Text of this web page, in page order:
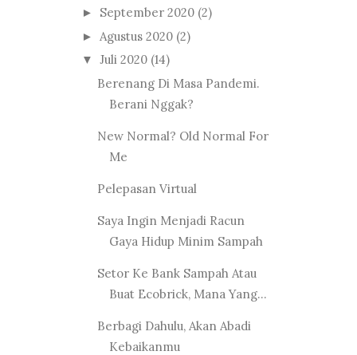
► September 2020 (2)
► Agustus 2020 (2)
▼ Juli 2020 (14)
Berenang Di Masa Pandemi.
Berani Nggak?
New Normal? Old Normal For
Me
Pelepasan Virtual
Saya Ingin Menjadi Racun
Gaya Hidup Minim Sampah
Setor Ke Bank Sampah Atau
Buat Ecobrick, Mana Yang...
Berbagi Dahulu, Akan Abadi
Kebaikanmu